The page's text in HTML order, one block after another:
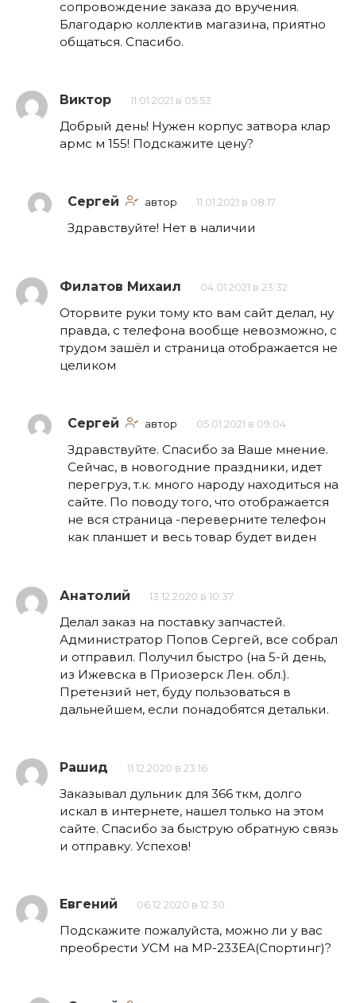
сопровождение заказа до вручения.
Благодарю коллектив магазина, приятно
общаться. Спасибо.
Виктор 11.01.2021 в 05:53
Добрый день! Нужен корпус затвора клар
армс м 155! Подскажите цену?
Сергей автор 11.01.2021 в 08:17
Здравствуйте! Нет в наличии
Филатов Михаил 04.01.2021 в 23:32
Оторвите руки тому кто вам сайт делал, ну
правда, с телефона вообще невозможно, с
трудом зашёл и страница отображается не
целиком
Сергей автор 05.01.2021 в 09:04
Здравствуйте. Спасибо за Ваше мнение.
Сейчас, в новогодние праздники, идет
перегруз, т.к. много народу находиться на
сайте. По поводу того, что отображается
не вся страница -переверните телефон
как планшет и весь товар будет виден
Анатолий 13.12.2020 в 10:37
Делал заказ на поставку запчастей.
Администратор Попов Сергей, все собрал
и отправил. Получил быстро (на 5-й день,
из Ижевска в Приозерск Лен. обл.).
Претензий нет, буду пользоваться в
дальнейшем, если понадобятся детальки.
Рашид 11.12.2020 в 23:16
Заказывал дульник для 366 ткм, долго
искал в интернете, нашел только на этом
сайте. Спасибо за быструю обратную связь
и отправку. Успехов!
Евгений 06.12.2020 в 12:30
Подскажите пожалуйста, можно ли у вас
преобрести УСМ на МР-233ЕА(Спортинг)?